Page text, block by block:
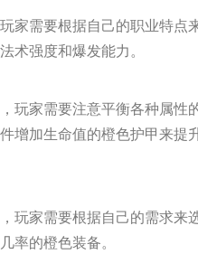
家需要根据自己的职业特点
术强度和爆发能力。
玩家需要注意平衡各种属性
增加生命值的橙色护甲来提
玩家需要根据自己的需求来
率的橙色装备。